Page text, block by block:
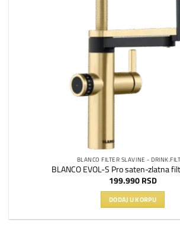
BLANCO FILTER SLAVINE -
BLANCO EVOL-S Pro saten-zlatna
199.990 RSD
DODAJ U KORPU